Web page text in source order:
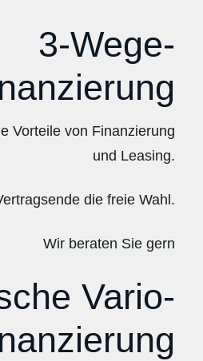
3-Wege-
Vorteile von Finanzierung
und Leasing.
die freie Wahl.
Wir beraten Sie gern
Vario-